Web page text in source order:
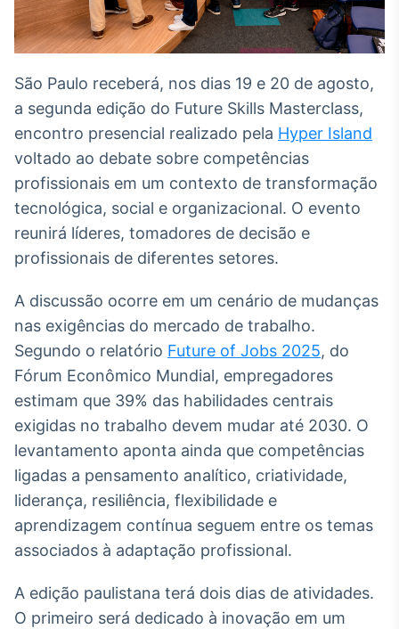
Plataforma para
negociação de
ativos
Broadcast
Datafeed
APIs para
integração de
conteúdos e
dados
Broadcast
Ticker
headlines de
notícias
Broadcast
Widgets
Componentes
para conteúdos e
funcionalidades
Broadcast
Wallboard
Conteúdos e
displays e telas
São Paulo receberá, nos dias 19 e 20 de agosto,
a segunda edição do Future Skills Masterclass,
encontro presencial realizado pela Hyper Island
voltado ao debate sobre competências
profissionais em um contexto de transformação
tecnológica, social e organizacional. O evento
reunirá líderes, tomadores de decisão e
profissionais de diferentes setores.
A discussão ocorre em um cenário de mudanças
nas exigências do mercado de trabalho.
Segundo o relatório Future of Jobs 2025, do
Fórum Econômico Mundial, empregadores
estimam que 39% das habilidades centrais
exigidas no trabalho devem mudar até 2030. O
levantamento aponta ainda que competências
ligadas a pensamento analítico, criatividade,
liderança, resiliência, flexibilidade e
aprendizagem contínua seguem entre os temas
associados à adaptação profissional.
A edição paulistana terá dois dias de atividades.
O primeiro será dedicado à inovação em um